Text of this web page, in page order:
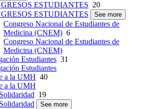
ESTUDIANTES 20
ESTUDIANTES
See more
Congreso Nacional de Estudiantes de
Medicina (CNEM) 6
Congreso Nacional de Estudiantes de
Medicina (CNEM)
Estudiantes 31
Estudiantes
a la UMH 40
a la UMH
19
See more